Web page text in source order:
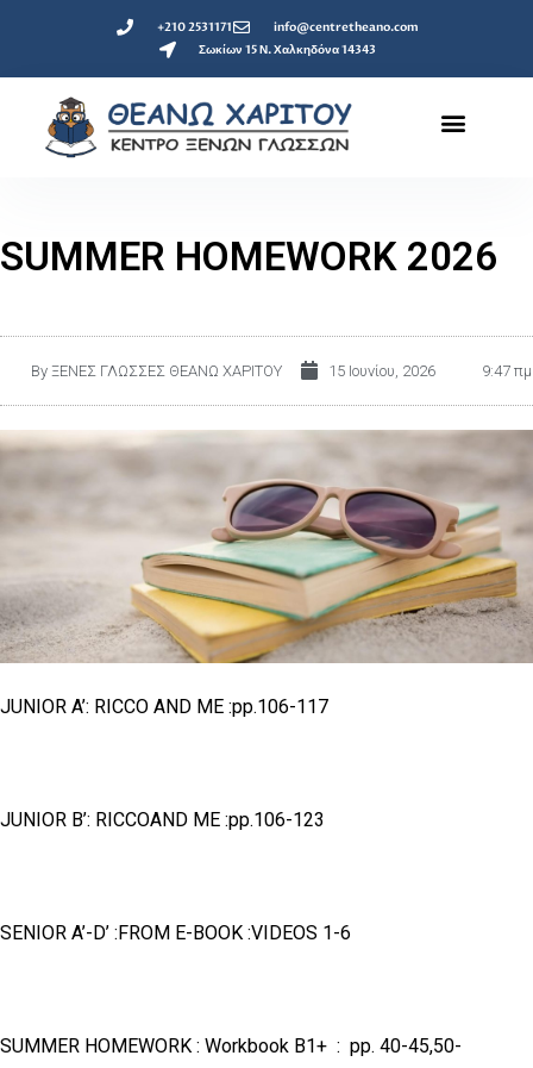
+210 2531171
info@centretheano.com
Σωκίων 15 Ν. Χαλκηδόνα 14343
SUMMER HOMEWORK 2026
ByΞΕΝΕΣ ΓΛΩΣΣΕΣ ΘΕΑΝΩ ΧΑΡΙΤΟΥ 15 Ιουνίου, 2026 9:47 πμ
JUNIOR A’: RICCO AND ME :pp.106-117
JUNIOR B’: RICCOAND ME :pp.106-123
SENIOR A’-D’ :FROM E-BOOK :VIDEOS 1-6
SUMMER HOMEWORK : Workbook B1+ : pp. 40-45,50-